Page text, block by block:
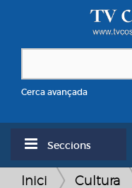
Cerca avançada
Seccions
Inici Cultura